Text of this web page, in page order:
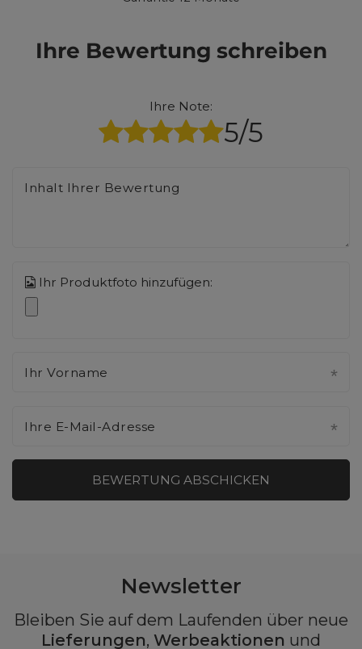
Ihre Bewertung schreiben
Ihre Note:
5/5
Inhalt Ihrer Bewertung
Ihr Produktfoto hinzufügen:
Ihr Vorname
Ihre E-Mail-Adresse
BEWERTUNG ABSCHICKEN
Newsletter
Bleiben Sie auf dem Laufenden über neue
Lieferungen, Werbeaktionen und